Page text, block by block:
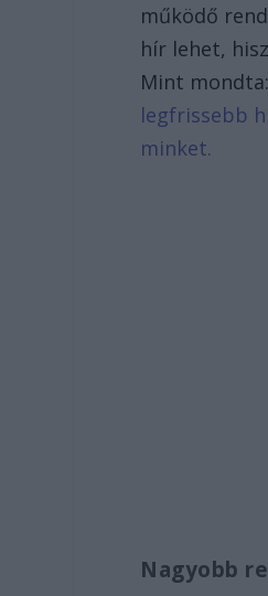
működő
hír lehet,
Mint
legfrissebb
minket.
Nagyobb